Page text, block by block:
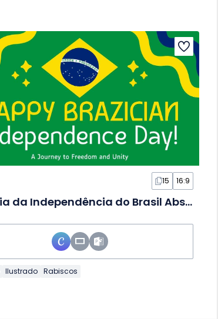
15 16:9
Feliz Dia da Independência do Brasil Abstrato Fofo em Slides
Ilustrado Rabiscos